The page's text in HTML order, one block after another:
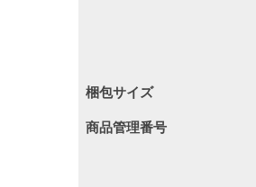
梱包サイズ
商品管理番号